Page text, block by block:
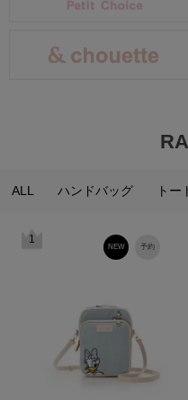
ALL ハンドバッグ トー
1
予約
NEW